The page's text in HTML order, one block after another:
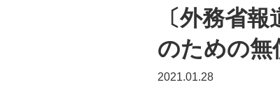
〔外務省
のための無
2021.01.28